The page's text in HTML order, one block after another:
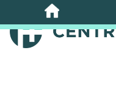
အဓိက
အကြောင်းအရာ
သို့